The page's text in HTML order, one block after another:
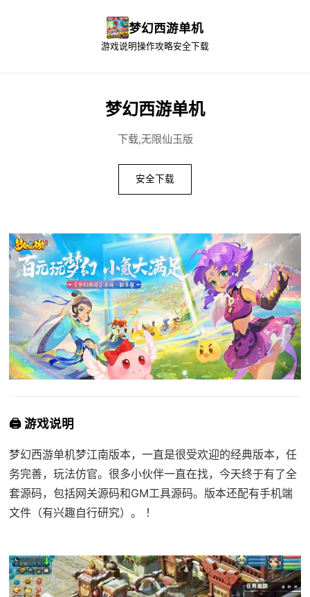
梦幻西游单机
游戏说明操作攻略安全下载
梦幻西游单机
下载,无限仙玉版
安全下载
🖨️ 游戏说明
梦幻西游单机梦江南版本，一直是很受欢迎的经典版本，任
务完善，玩法仿官。很多小伙伴一直在找，今天终于有了全
套源码，包括网关源码和GM工具源码。版本还配有手机端
文件（有兴趣自行研究）。 ！